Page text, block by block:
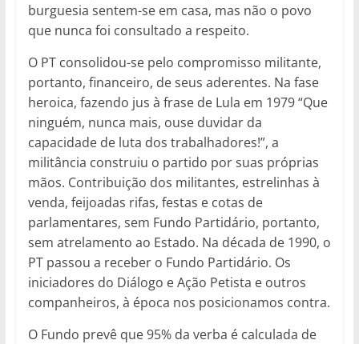
burguesia sentem-se em casa, mas não o povo
que nunca foi consultado a respeito.
O PT consolidou-se pelo compromisso militante,
portanto, financeiro, de seus aderentes. Na fase
heroica, fazendo jus à frase de Lula em 1979 “Que
ninguém, nunca mais, ouse duvidar da
capacidade de luta dos trabalhadores!”, a
militância construiu o partido por suas próprias
mãos. Contribuição dos militantes, estrelinhas à
venda, feijoadas rifas, festas e cotas de
parlamentares, sem Fundo Partidário, portanto,
sem atrelamento ao Estado. Na década de 1990, o
PT passou a receber o Fundo Partidário. Os
iniciadores do Diálogo e Ação Petista e outros
companheiros, à época nos posicionamos contra.
O Fundo prevê que 95% da verba é calculada de